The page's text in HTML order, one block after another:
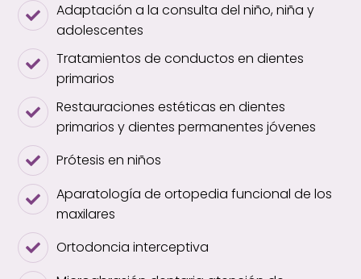
Adaptación a la consulta del niño, niña y
adolescentes
Tratamientos de conductos en dientes
primarios
Restauraciones estéticas en dientes
primarios y dientes permanentes jóvenes
Prótesis en niños
Aparatología de ortopedia funcional de los
maxilares
Ortodoncia interceptiva